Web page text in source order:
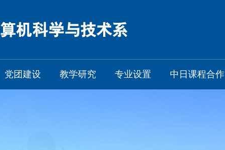
党团建设 教学研究 专业设置 中日课程合作